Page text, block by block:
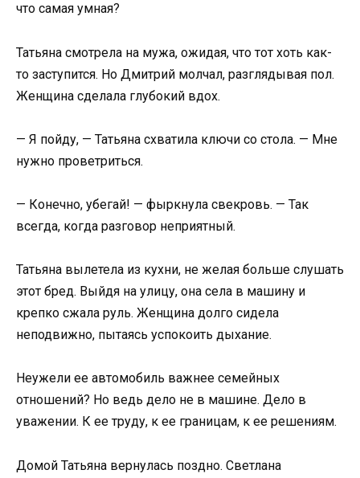
что самая умная?
Татьяна смотрела на мужа, ожидая, что тот хоть как-
то заступится. Но Дмитрий молчал, разглядывая пол.
Женщина сделала глубокий вдох.
— Я пойду, — Татьяна схватила ключи со стола. — Мне
нужно проветриться.
— Конечно, убегай! — фыркнула свекровь. — Так
всегда, когда разговор неприятный.
Татьяна вылетела из кухни, не желая больше слушать
этот бред. Выйдя на улицу, она села в машину и
крепко сжала руль. Женщина долго сидела
неподвижно, пытаясь успокоить дыхание.
Неужели ее автомобиль важнее семейных
отношений? Но ведь дело не в машине. Дело в
уважении. К ее труду, к ее границам, к ее решениям.
Домой Татьяна вернулась поздно. Светлана